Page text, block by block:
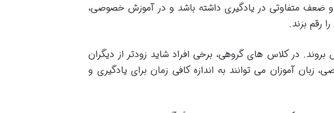
ضعف متفاوتی در یادگیری داشته باشد و در آموزش خصوصی،
رقم بزند.
در کلاس های گروهی، برخی افراد شاید زودتر از دیگران
آموزان می توانند به اندازه کافی زمان برای یادگیری و